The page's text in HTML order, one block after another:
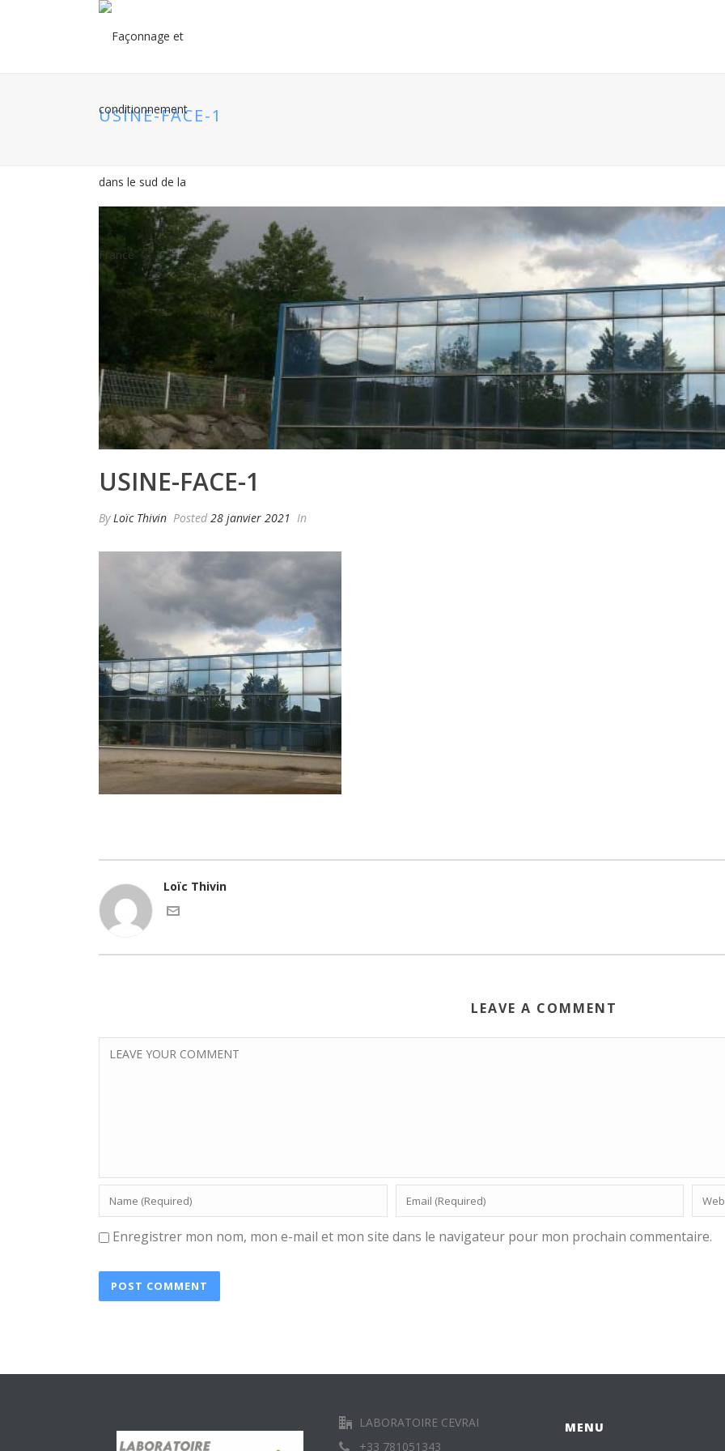
USINE-FACE-1
USINE-FACE-1
ByLoïc Thivin Posted 28 janvier 2021 In
Loïc Thivin
LEAVE A COMMENT
Enregistrer mon nom, mon e-mail et mon site dans le navigateur pour mon prochain commentaire.
LABORATOIRE CEVRAI
+33 781051343
MENU